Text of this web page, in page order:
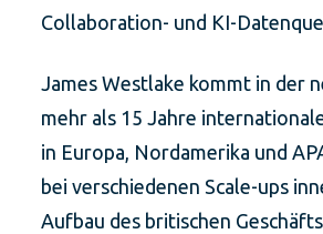
Collaboration- und KI-
James Westlake kommt in der
mehr als 15 Jahre
in Europa, Nordamerika und
bei verschiedenen Scale-ups
Aufbau des britischen